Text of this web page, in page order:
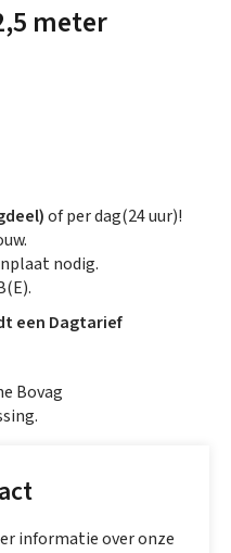
meter
of per dag(24 uur)!
nodig.
een Dagtarief
Bovag
informatie over onze